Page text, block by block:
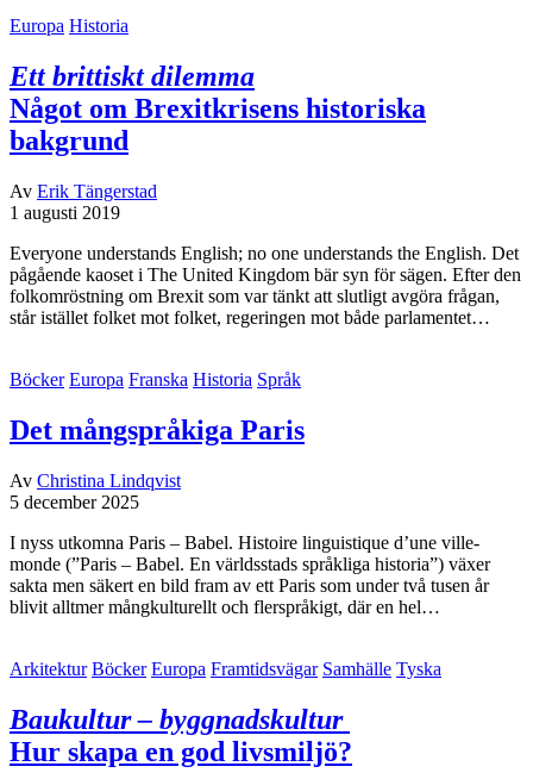
Europa Historia
Ett brittiskt dilemma
Något om Brexitkrisens historiska
bakgrund
Av Erik Tängerstad
1 augusti 2019
Everyone understands English; no one understands the English. Det
pågående kaoset i The United Kingdom bär syn för sägen. Efter den
folkomröstning om Brexit som var tänkt att slutligt avgöra frågan,
står istället folket mot folket, regeringen mot både parlamentet…
Böcker Europa Franska Historia Språk
Det mångspråkiga Paris
Av Christina Lindqvist
5 december 2025
I nyss utkomna Paris – Babel. Histoire linguistique d’une ville-
monde (”Paris – Babel. En världsstads språkliga historia”) växer
sakta men säkert en bild fram av ett Paris som under två tusen år
blivit alltmer mångkulturellt och flerspråkigt, där en hel…
Arkitektur Böcker Europa Framtidsvägar Samhälle Tyska
Baukultur – byggnadskultur
Hur skapa en god livsmiljö?